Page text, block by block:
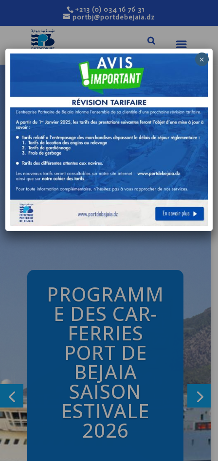
+213 (0) 034 16 76 31
portbj@portdebejaia.dz
PROGRAMM
E DES CAR-
FERRIES
PORT DE
BEJAIA
SAISON
ESTIVALE
2026
×